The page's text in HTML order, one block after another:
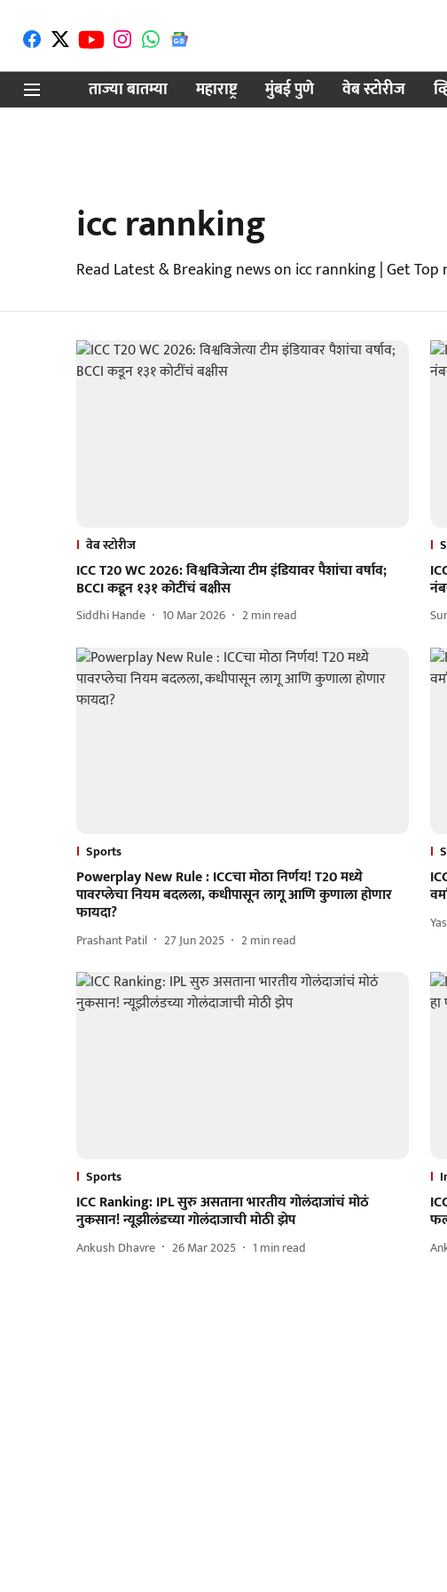
ताज्या बातम्या
महाराष्ट्र मुंबई पुणे वेब स्टोरीज
icc rannking
Read Latest & Breaking news on icc rannking | Get
वेब स्टोरीज
ICC T20 WC 2026: विश्वविजेत्या टीम इंडियावर पैशांचा वर्षाव;
BCCI कडून १३१ कोटींचं बक्षीस
Siddhi Hande 10 Mar 2026 2min read
Sports
Powerplay New Rule : ICCचा मोठा निर्णय! T20 मध्ये
पावरप्लेचा नियम बदलला, कधीपासून लागू आणि कुणाला होणार
फायदा?
Prashant Patil 27 Jun 2025 2min read
Sports
ICC Ranking: IPL सुरु असताना भारतीय गोलंदाजांचं मोठं
नुकसान! न्यूझीलंडच्या गोलंदाजाची मोठी झेप
Ankush Dhavre 26 Mar 2025 1 min read